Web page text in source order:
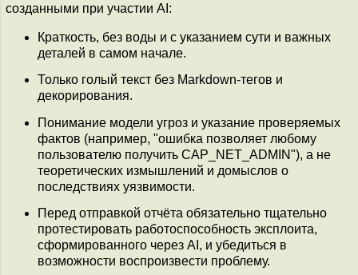
созданными при участии AI:
Краткость, без воды и с указанием сути и важных
деталей в самом начале.
Только голый текст без Markdown-тегов и
декорирования.
Понимание модели угроз и указание проверяемых
фактов (например, "ошибка позволяет любому
пользователю получить CAP_NET_ADMIN"), а не
теоретических измышлений и домыслов о
последствиях уязвимости.
Перед отправкой отчёта обязательно тщательно
протестировать работоспособность эксплоита,
сформированного через AI, и убедиться в
возможности воспроизвести проблему.